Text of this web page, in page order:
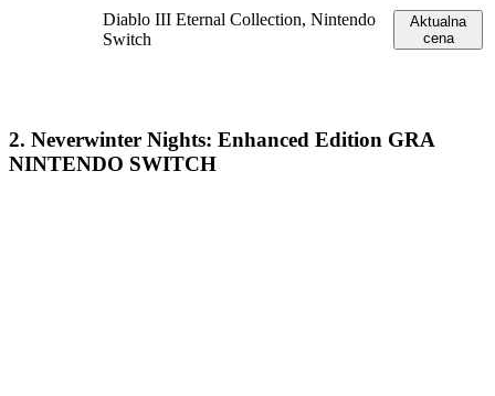
Diablo III Eternal Collection, Nintendo
Switch
Aktualna
cena
2. Neverwinter Nights: Enhanced Edition GRA
NINTENDO SWITCH